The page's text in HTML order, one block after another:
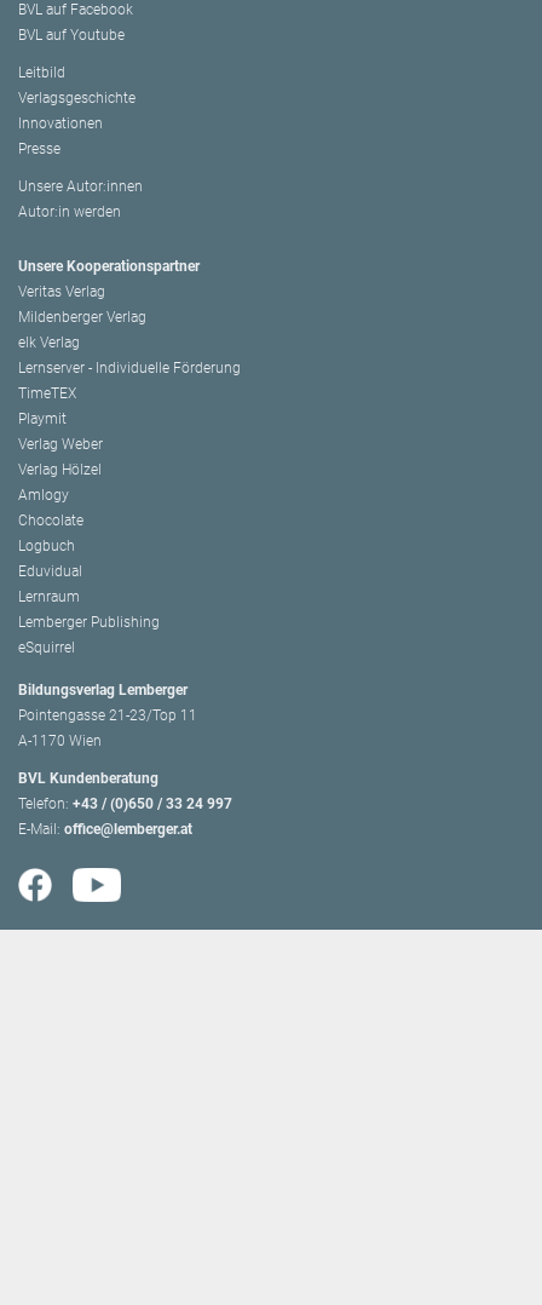
BVL auf Facebook
BVL auf Youtube
Leitbild
Verlagsgeschichte
Innovationen
Presse
Unsere Autor:innen
Autor:in werden
Unsere Kooperationspartner
Veritas Verlag
Mildenberger Verlag
elk Verlag
Lernserver - Individuelle Förderung
TimeTEX
Playmit
Verlag Weber
Verlag Hölzel
Amlogy
Chocolate
Logbuch
Eduvidual
Lernraum
Lemberger Publishing
eSquirrel
Bildungsverlag Lemberger
Pointengasse 21-23/Top 11
A-1170 Wien
BVL Kundenberatung
Telefon: +43 / (0)650 / 33 24 997
E-Mail: office@lemberger.at